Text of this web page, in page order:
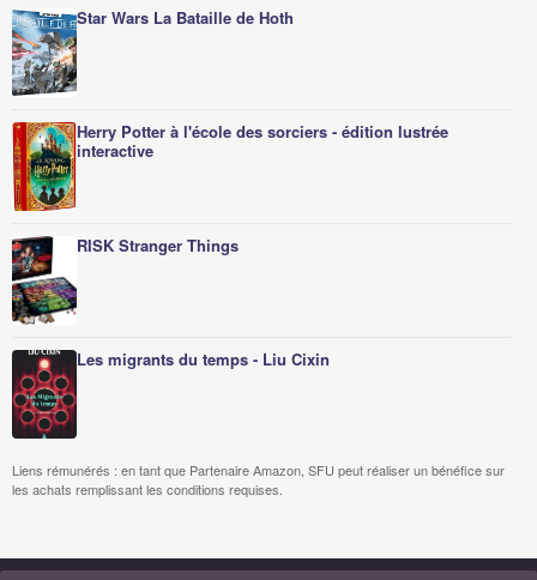
Star Wars La Bataille de Hoth
Herry Potter à l'école des sorciers - édition lustrée
interactive
RISK Stranger Things
Les migrants du temps - Liu Cixin
Liens rémunérés : en tant que Partenaire Amazon, SFU peut réaliser un bénéfice sur
les achats remplissant les conditions requises.